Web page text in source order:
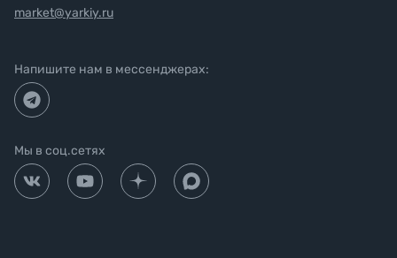
market@yarkiy.ru
Напишите нам в мессенджерах:
Мы в соц.сетях